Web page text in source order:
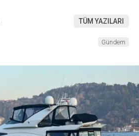
TÜM YAZILARI
Gündem